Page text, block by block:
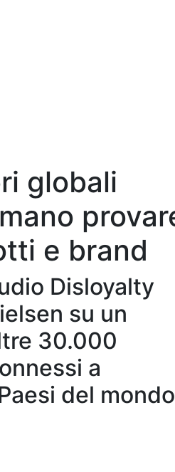
globali
e brand
Disloyalty
su un
30.000
a
del mondo